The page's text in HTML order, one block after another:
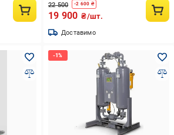
22 500 -2 600 ₴
19 900 ₴/шт.
Доставимо